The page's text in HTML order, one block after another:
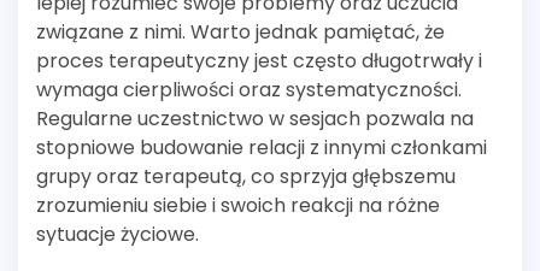
związane z nimi. Warto jednak pamiętać, że
proces terapeutyczny jest często długotrwały i
wymaga cierpliwości oraz systematyczności.
Regularne uczestnictwo w sesjach pozwala na
stopniowe budowanie relacji z innymi członkami
grupy oraz terapeutą, co sprzyja głębszemu
zrozumieniu siebie i swoich reakcji na różne
sytuacje życiowe.